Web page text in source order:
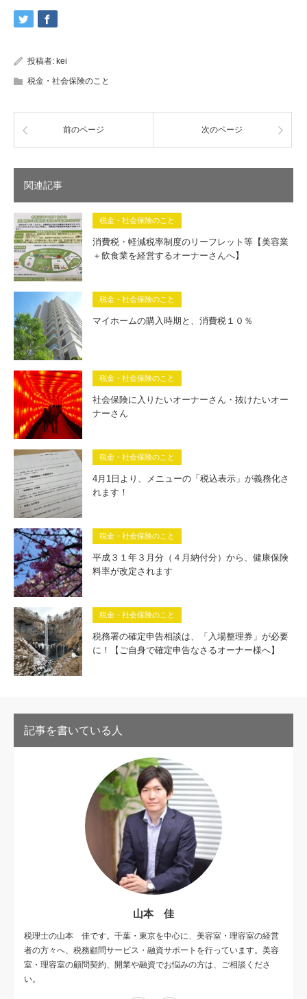
投稿者: kei
税金・社会保険のこと
前のページ 次のページ
関連記事
税金・社会保険のこと
消費税・軽減税率制度のリーフレット等【美容業
＋飲食業を経営するオーナーさんへ】
税金・社会保険のこと
マイホームの購入時期と、消費税１０％
税金・社会保険のこと
社会保険に入りたいオーナーさん・抜けたいオー
ナーさん
税金・社会保険のこと
4月1日より、メニューの「税込表示」が義務化さ
れます！
税金・社会保険のこと
平成３１年３月分（４月納付分）から、健康保険
料率が改定されます
税金・社会保険のこと
税務署の確定申告相談は、「入場整理券」が必要
に！【ご自身で確定申告なさるオーナー様へ】
記事を書いている人
山本 佳
税理士の山本 佳です。千葉・東京を中心に、美容室・理容室の経営
者の方々へ、税務顧問サービス・融資サポートを行っています。美容
室・理容室の顧問契約、開業や融資でお悩みの方は、ご相談くださ
い。